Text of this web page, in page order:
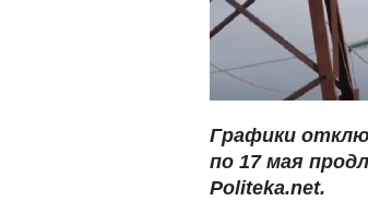
Графики
по 17 мая
Politeka.net.